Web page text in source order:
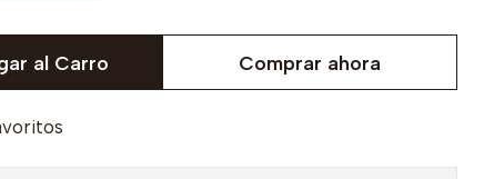
al Carro Comprar ahora